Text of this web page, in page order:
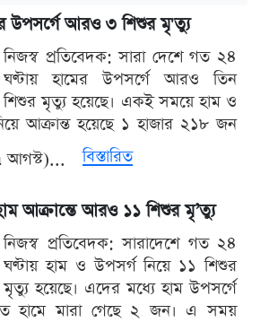
উপসর্গে আরও ৩ শিশুর মৃ'ত্যু
নিজস্ব প্রতিবেদক: সারা দেশে গত ২৪
ঘণ্টায় হামের উপসর্গে আরও তিন
শিশুর মৃত্যু হয়েছে। একই সময়ে হাম ও
আক্রান্ত হয়েছে ১ হাজার ২১৮ জন
আগস্ট)...
বিস্তারিত
আক্রান্তে আরও ১১ শিশুর মৃ’ত্যু
নিজস্ব প্রতিবেদক: সারাদেশে গত ২৪
ঘণ্টায় হাম ও উপসর্গ নিয়ে ১১ শিশুর
মৃত্যু হয়েছে। এদের মধ্যে হাম উপসর্গে
হামে মারা গেছে ২ জন। এ সময়